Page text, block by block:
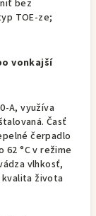
bez
TOE-ze;
vonkajší
A, využíva
Časť
čerpadlo
°C v režime
vlhkosť,
kvalita života